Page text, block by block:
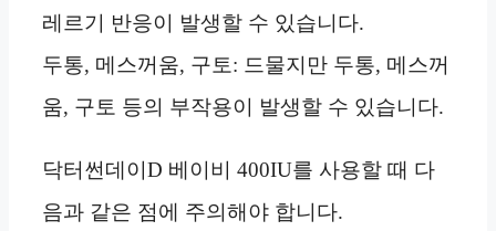
레르기 반응이 발생할 수 있습니다.
두통, 메스꺼움, 구토: 드물지만 두통, 메스꺼
움, 구토 등의 부작용이 발생할 수 있습니다.
닥터썬데이D 베이비 400IU를 사용할 때 다
음과 같은 점에 주의해야 합니다.